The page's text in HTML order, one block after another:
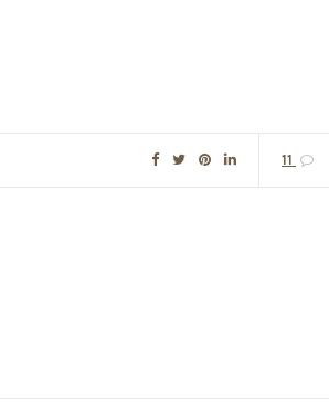
11